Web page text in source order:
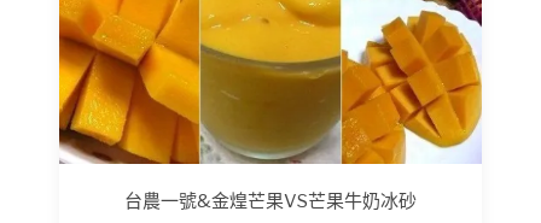
台農一號&金煌芒果VS芒果牛奶冰砂